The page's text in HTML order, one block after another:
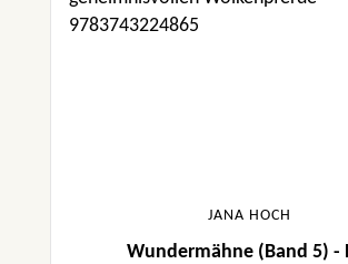
JANA HOCH
Wundermähne (Band 5) -